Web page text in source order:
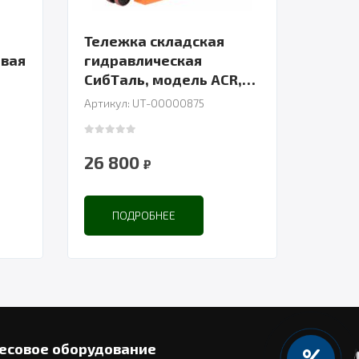
Тележка складская
гидравлическая
СибТаль, модель ACR,
3000 кг
Артикул: UT-00000875
26 800 ₽
ПОДРОБНЕЕ
оборудование